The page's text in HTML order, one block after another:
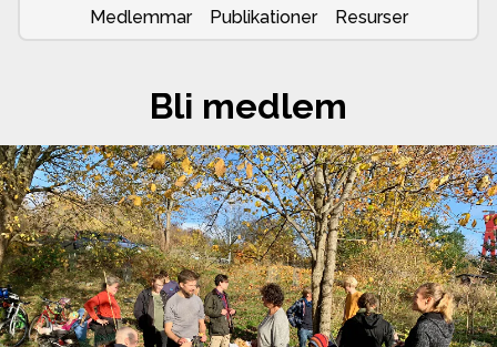
Medlemmar
Publikationer Resurser
Bli medlem